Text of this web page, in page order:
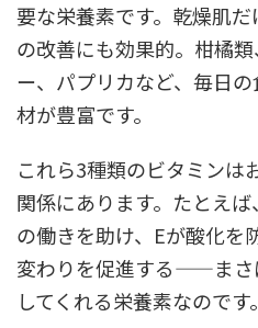
要な栄養素です。乾燥肌
の改善にも効果的。柑橘
ー、パプリカなど、毎日
材が豊富です。
これら3種類のビタミンは
関係にあります。たとえ
の働きを助け、Eが酸化を
変わりを促進する——まさ
してくれる栄養素なのです。